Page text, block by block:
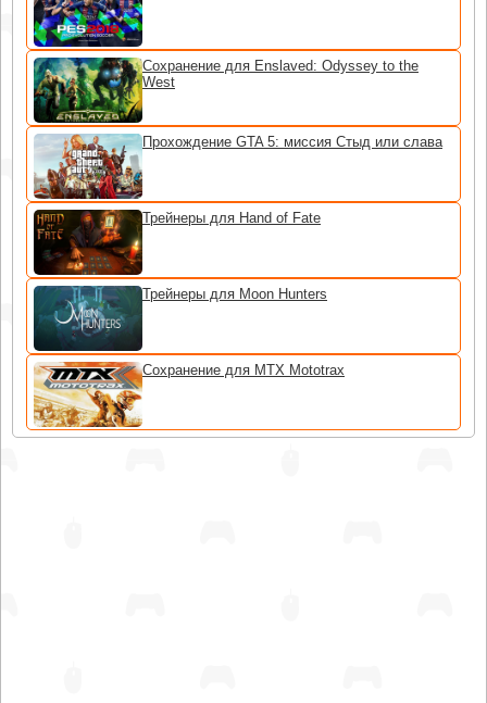
Сохранение для Enslaved: Odyssey to the
West
Прохождение GTA 5: миссия Стыд или слава
Трейнеры для Hand of Fate
Трейнеры для Moon Hunters
Сохранение для MTX Mototrax